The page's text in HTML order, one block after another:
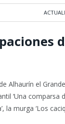
Alhaurín el
‘Una comparsa
la murga ‘Los